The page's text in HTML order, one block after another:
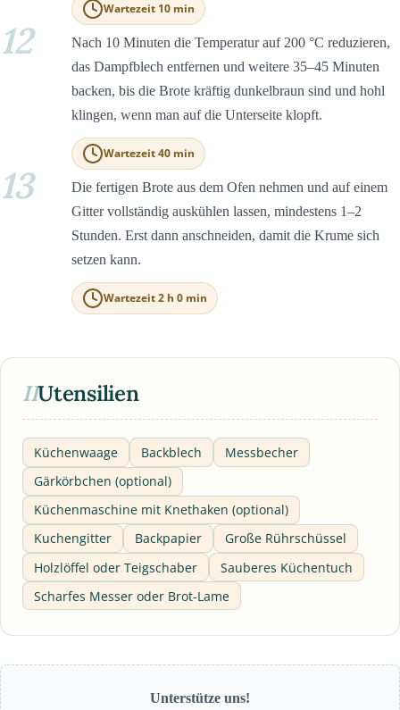
Wartezeit 10 min
12
Nach 10 Minuten die Temperatur auf 200 °C reduzieren,
das Dampfblech entfernen und weitere 35–45 Minuten
backen, bis die Brote kräftig dunkelbraun sind und hohl
klingen, wenn man auf die Unterseite klopft.
Wartezeit 40 min
13
Die fertigen Brote aus dem Ofen nehmen und auf einem
Gitter vollständig auskühlen lassen, mindestens 1–2
Stunden. Erst dann anschneiden, damit die Krume sich
setzen kann.
Wartezeit 2 h 0 min
IIUtensilien
Küchenwaage Backblech
Messbecher
Gärkörbchen (optional)
Küchenmaschine mit Knethaken (optional)
Kuchengitter
Backpapier
Große Rührschüssel
Holzlöffel oder Teigschaber
Sauberes Küchentuch
Scharfes Messer oder Brot-Lame
Unterstütze uns!